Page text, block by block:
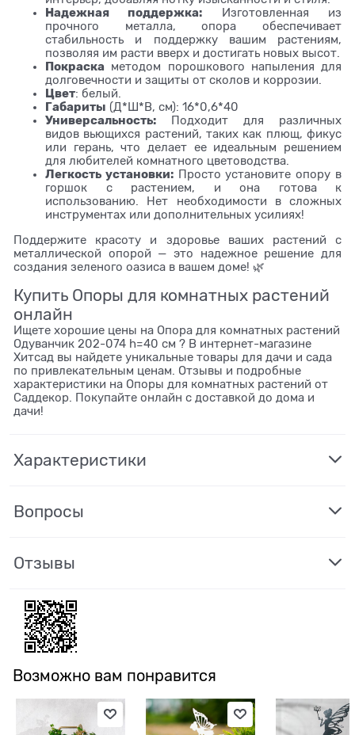
Надежная поддержка: Изготовленная из
прочного металла, опора обеспечивает
стабильность и поддержку вашим растениям,
позволяя им расти вверх и достигать новых высот.
Покраска методом порошкового напыления для
долговечности и защиты от сколов и коррозии.
Цвет: белый.
Габариты (Д*Ш*В, см): 16*0,6*40
Универсальность: Подходит для различных
видов вьющихся растений, таких как плющ, фикус
или герань, что делает ее идеальным решением
для любителей комнатного цветоводства.
Легкость установки:Просто установите опору в
горшок с растением, и она готова к
использованию. Нет необходимости в сложных
инструментах или дополнительных усилиях!
Поддержите красоту и здоровье ваших растений с
металлической опорой — это надежное решение для
создания зеленого оазиса в вашем доме! 🌿
Купить Опоры для комнатных растений
онлайн
Ищете хорошие цены на Опора для комнатных растений
Одуванчик 202-074 h=40 см ? В интернет-магазине
Хитсад вы найдете уникальные товары для дачи и сада
по привлекательным ценам. Отзывы и подробные
характеристики на Опоры для комнатных растений от
Саддекор. Покупайте онлайн с доставкой до дома и
дачи!
Характеристики
Вопросы
Отзывы
Возможно вам понравится